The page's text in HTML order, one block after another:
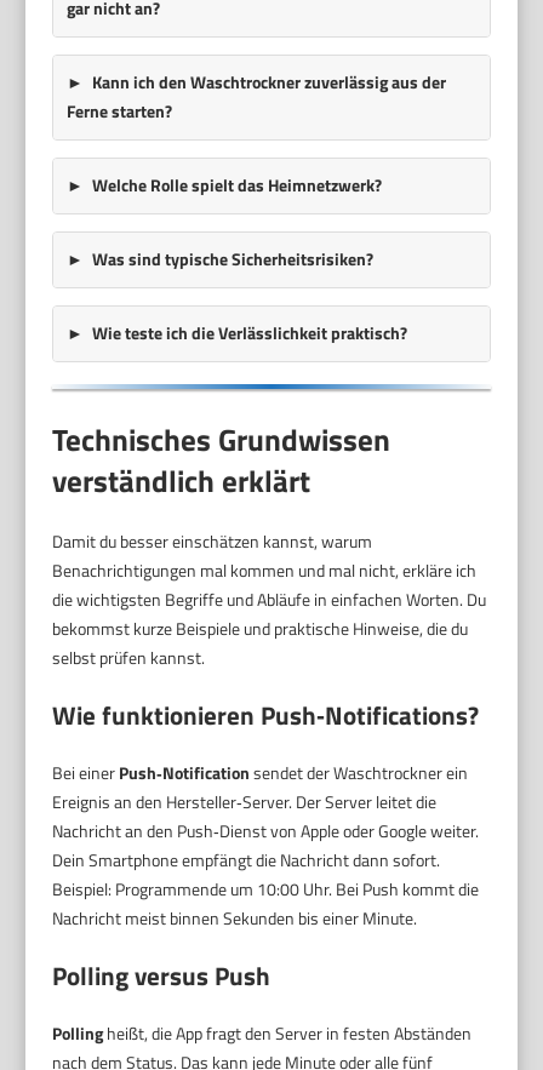
gar nicht an?
Kann ich den Waschtrockner zuverlässig aus der
Ferne starten?
Welche Rolle spielt das Heimnetzwerk?
Was sind typische Sicherheitsrisiken?
Wie teste ich die Verlässlichkeit praktisch?
Technisches Grundwissen
verständlich erklärt
Damit du besser einschätzen kannst, warum
Benachrichtigungen mal kommen und mal nicht, erkläre ich
die wichtigsten Begriffe und Abläufe in einfachen Worten. Du
bekommst kurze Beispiele und praktische Hinweise, die du
selbst prüfen kannst.
Wie funktionieren Push‑Notifications?
Bei einerPush‑Notificationsendet der Waschtrockner ein
Ereignis an den Hersteller‑Server. Der Server leitet die
Nachricht an den Push‑Dienst von Apple oder Google weiter.
Dein Smartphone empfängt die Nachricht dann sofort.
Beispiel: Programmende um 10:00 Uhr. Bei Push kommt die
Nachricht meist binnen Sekunden bis einer Minute.
Polling versus Push
Pollingheißt, die App fragt den Server in festen Abständen
nach dem Status. Das kann jede Minute oder alle fünf